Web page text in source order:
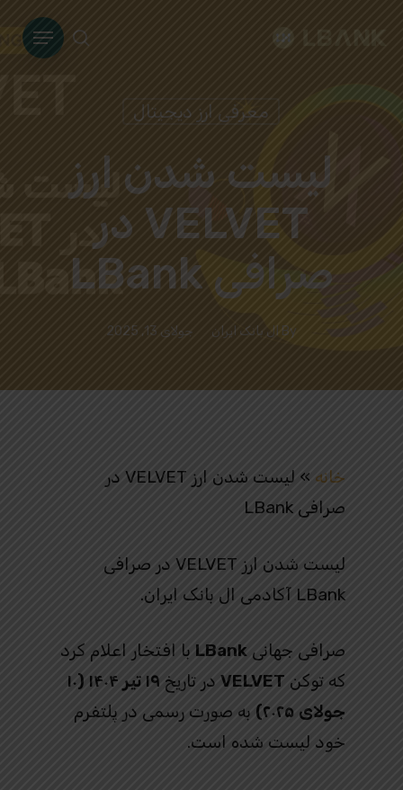
Menu
معرفی ارز دیجیتال
لیست شدن ارز
VELVET در
صرافی LBank
By ال بانک ایران جولای 13, 2025
خانه »
لیست شدن ارز VELVET در
صرافی LBank
لیست شدن ارز VELVET در صرافی
LBank آکادمی ال بانک ایران.
صرافی جهانی LBank با افتخار اعلام کرد
که توکن VELVET در تاریخ
۱۹ تیر ۱۴۰۴ (۱۰
جولای ۲۰۲۵)
به صورت رسمی در پلتفرم
خود لیست شده است.